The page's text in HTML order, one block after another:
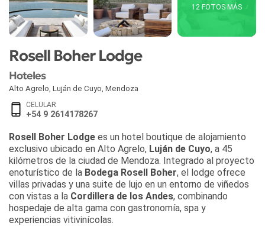
12 FOTOS MÁS
Rosell Boher Lodge
Hoteles
Alto Agrelo Luján de Cuyo Mendoza
CELULAR
+54 9 2614178267
Rosell Boher Lodge es un hotel boutique de alojamiento
exclusivo ubicado en Alto Agrelo, Luján de Cuyo, a 45
kilómetros de la ciudad de Mendoza. Integrado al proyecto
enoturístico de la Bodega Rosell Boher, el lodge ofrece
villas privadas y una suite de lujo en un entorno de viñedos
con vistas a la Cordillera de los Andes, combinando
hospedaje de alta gama con gastronomía, spa y
experiencias vitivinícolas.